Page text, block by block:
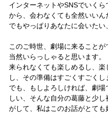
インターネットやSNSでいくら
から、会わなくても全然いいん
でもやっぱりあなたに会いたい、
このご時世、劇場に来ることが
当然いらっしゃると思います。
来られなくても楽しめるし、楽
し、その準備はすごくすごくし
でも、もしよろしければ、劇場
しい、そんな自分の葛藤と少
がして、私はこのお話がとても